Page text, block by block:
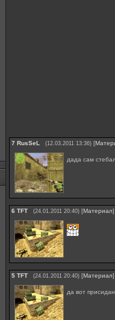
7 RusSeL (12.03.2011 13:36) [
дада сам
6 TFT (24.01.2011 20:40) [Материал]
5 TFT (24.01.2011 20:40) [Материал]
да вот